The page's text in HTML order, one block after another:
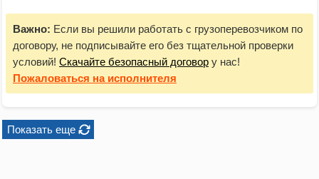
Важно: Если вы решили работать с грузоперевозчиком по
договору, не подписывайте его без тщательной проверки
условий! Скачайте безопасный договор у нас!
Пожаловаться на исполнителя
Показать еще